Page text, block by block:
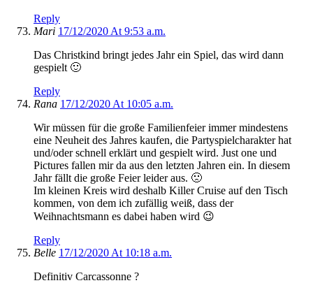
Reply
Mari 17/12/2020 At 9:53 a.m.
Das Christkind bringt jedes Jahr ein Spiel, das wird dann
gespielt 🙂
Reply
Rana 17/12/2020 At 10:05 a.m.
Wir müssen für die große Familienfeier immer mindestens
eine Neuheit des Jahres kaufen, die Partyspielcharakter hat
und/oder schnell erklärt und gespielt wird. Just one und
Pictures fallen mir da aus den letzten Jahren ein. In diesem
Jahr fällt die große Feier leider aus. 🙁
Im kleinen Kreis wird deshalb Killer Cruise auf den Tisch
kommen, von dem ich zufällig weiß, dass der
Weihnachtsmann es dabei haben wird 😉
Reply
Belle 17/12/2020 At 10:18 a.m.
Definitiv Carcassonne ?